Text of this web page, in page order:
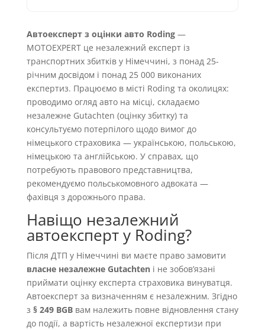
Автоексперт з оцінки авто Roding—
MOTOEXPERT це незалежний експерт із
транспортних збитків у Німеччині, з понад 25-
річним досвідом і понад 25 000 виконаних
експертиз. Працюємо в місті Roding та околицях:
проводимо огляд авто на місці, складаємо
незалежне Gutachten (оцінку збитку) та
консультуємо потерпілого щодо вимог до
німецького страховика — українською, польською,
німецькою та англійською. У справах, що
потребують правового представництва,
рекомендуємо польськомовного адвоката —
фахівця з дорожнього права.
Навіщо незалежний
автоексперт у Roding?
Після ДТП у Німеччині ви маєте право замовити
власне незалежне Gutachtenі не зобовʼязані
приймати оцінку експерта страховика винуватця.
Автоексперт за визначенням є незалежним. Згідно
з § 249 BGBвам належить повне відновлення стану
до події, а вартість незалежної експертизи при